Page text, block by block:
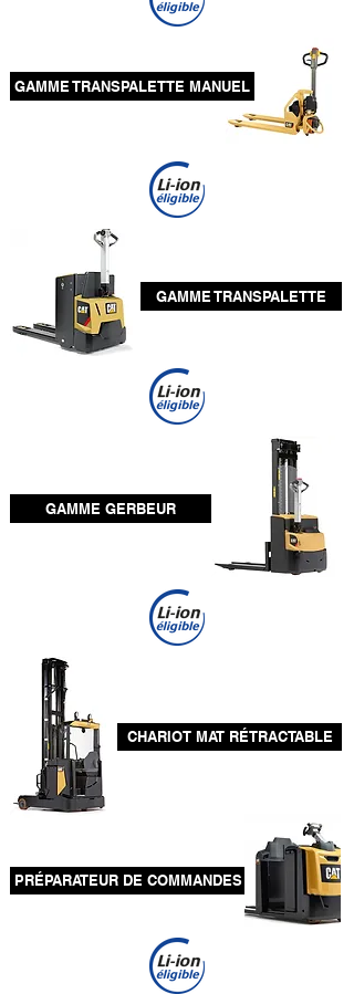
GAMME TRANSPALETTE MANUEL
GAMME TRANSPALETTE
GAMME GERBEUR
CHARIOT MAT RÉTRACTABLE
PRÉPARATEUR DE COMMANDES